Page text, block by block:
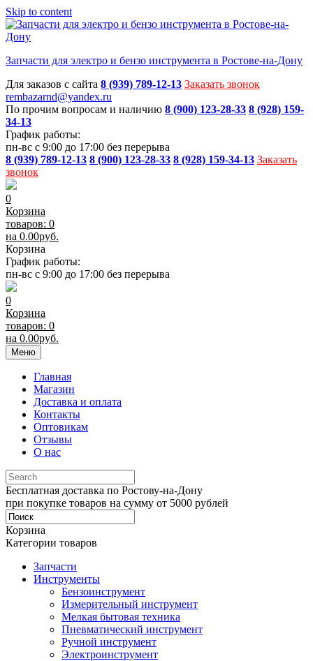
Skip to content
Запчасти для электро и бензо инструмента в Ростове-на-Дону
Для заказов с сайта 8 (939) 789-12-13 Заказать звонок
rembazarnd@yandex.ru
По прочим вопросам и наличию 8 (900) 123-28-33 8 (928) 159-
34-13
График работы:
пн-вс с 9:00 до 17:00 без перерыва
8 (939) 789-12-13 8 (900) 123-28-33 8 (928) 159-34-13 Заказать
звонок
0
Корзина
товаров: 0
на 0.00руб.
Корзина
График работы:
пн-вс с 9:00 до 17:00 без перерыва
0
Корзина
товаров: 0
на 0.00руб.
Меню
Главная
Магазин
Доставка и оплата
Контакты
Оптовикам
Отзывы
О нас
Бесплатная доставка по Ростову-на-Дону
при покупке товаров на сумму от 5000 рублей
Корзина
Категории товаров
Запчасти
Инструменты
Бензоинструмент
Измерительный инструмент
Мелкая бытовая техника
Пневматический инструмент
Ручной инструмент
Электроинструмент